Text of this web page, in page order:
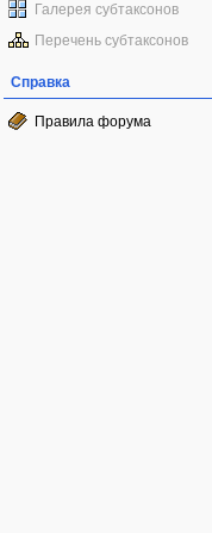
Галерея субтаксонов
Перечень субтаксонов
Справка
Правила форума